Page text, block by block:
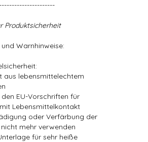
Produktsicherheit
Warnhinweise:
aus lebensmittelechtem
den EU-Vorschriften für
Lebensmittelkontakt
oder Verfärbung der
mehr verwenden
für sehr heiße